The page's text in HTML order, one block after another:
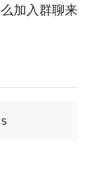
加入群聊来